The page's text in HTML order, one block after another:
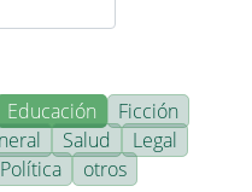
Educación
Ficción
Salud
Legal
Política otros